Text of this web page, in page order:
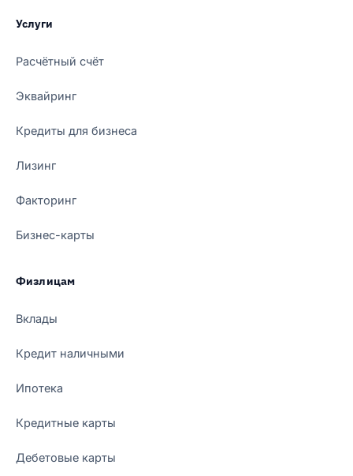
Услуги
Расчётный счёт
Эквайринг
Кредиты для бизнеса
Лизинг
Факторинг
Бизнес-карты
Физлицам
Вклады
Кредит наличными
Ипотека
Кредитные карты
Дебетовые карты